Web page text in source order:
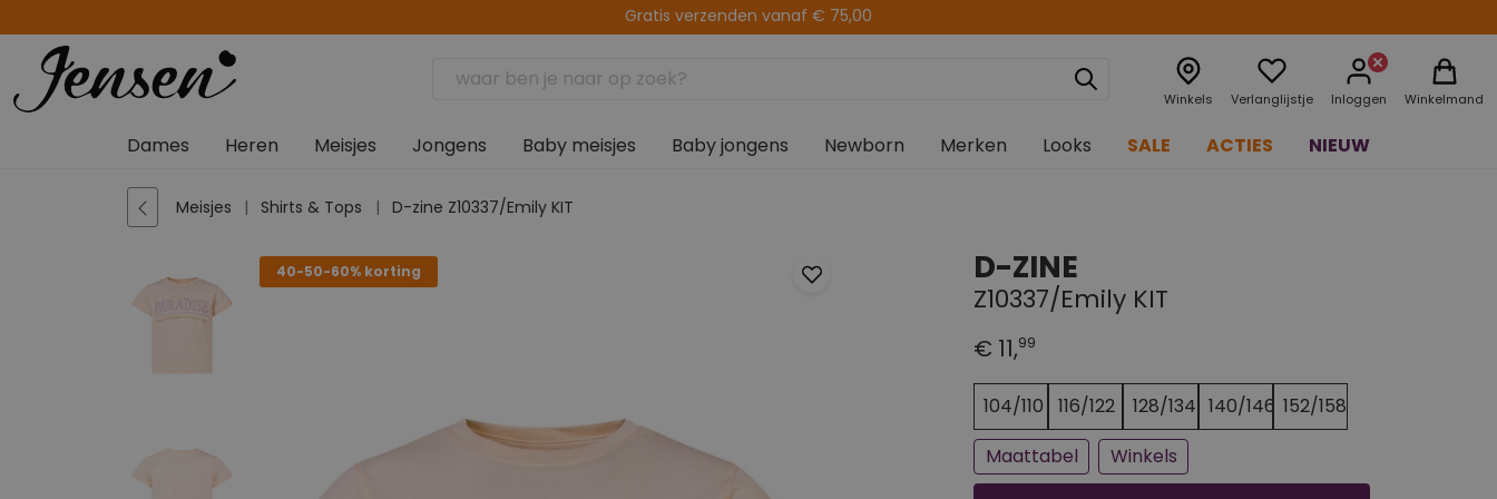
Levering binnen 2-5 werkdagen
Winkels Verlanglijstje Inloggen Winkelmand
Dames Heren Meisjes Jongens Baby meisjes Baby jongens Newborn Merken Looks SALE ACTIES NIEUW
Meisjes Shirts & Tops D-zine Z10337/Emily KIT
40-50-60% korting D-ZINE
Z10337/Emily KIT
€ 11,99
Een paar stuks op voorraad
Bijna uitverkocht
104/110 116/122 128/134 140/146 152/158
Maattabel
Winkels